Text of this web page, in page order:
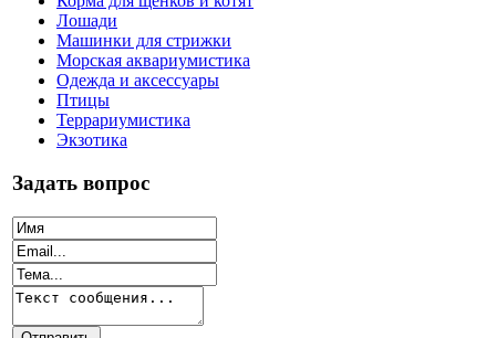
Лошади
Машинки для стрижки
Морская аквариумистика
Одежда и аксессуары
Птицы
Террариумистика
Экзотика
Задать вопрос